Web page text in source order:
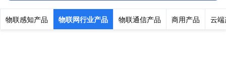
物联感知产品 物联网行业产品 物联通信产品 商用产品 云